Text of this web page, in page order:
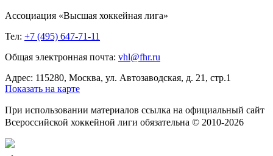
Ассоциация «Высшая хоккейная лига»
Тел: +7 (495) 647-71-11
Общая электронная почта: vhl@fhr.ru
Адрес: 115280, Москва, ул. Автозаводская, д. 21, стр.1
Показать на карте
При использовании материалов ссылка на официальный сайт
Всероссийской хоккейной лиги обязательна © 2010-2026